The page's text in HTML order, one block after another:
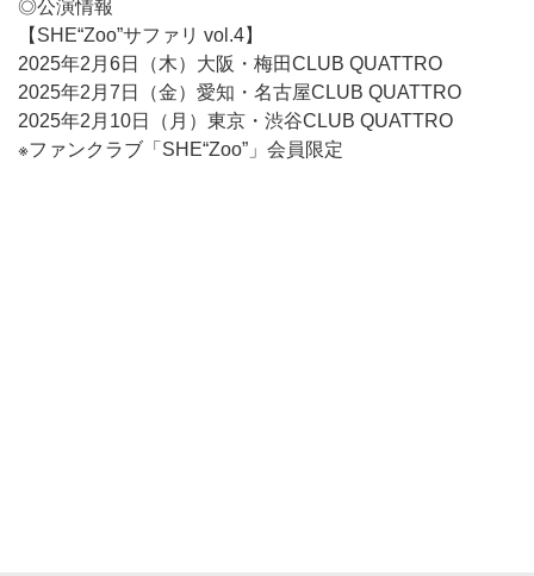
◎公演情報
【SHE“Zoo”サファリ vol.4】
2025年2月6日（木）大阪・梅田CLUB QUATTRO
2025年2月7日（金）愛知・名古屋CLUB QUATTRO
2025年2月10日（月）東京・渋谷CLUB QUATTRO
※ファンクラブ「SHE“Zoo”」会員限定